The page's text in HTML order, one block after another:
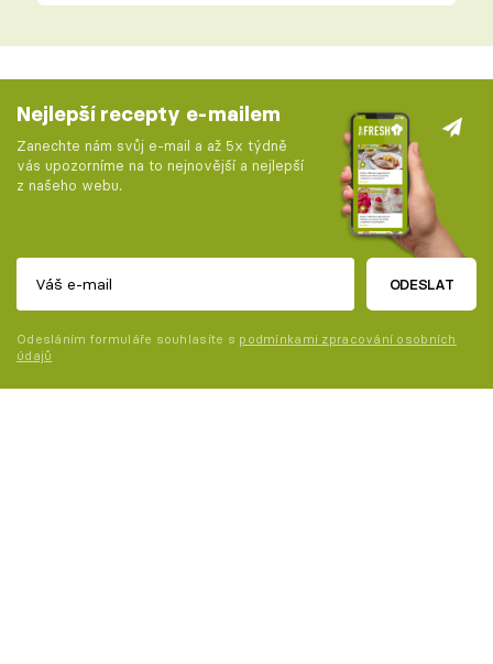
Nejlepší recepty e-mailem
Zanechte nám svůj e-mail a až 5x týdně
vás upozorníme na to nejnovější a nejlepší
z našeho webu.
ODESLAT
Odesláním formuláře souhlasíte s podmínkami zpracování osobních
údajů